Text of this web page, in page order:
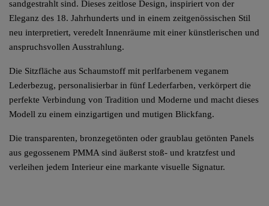
sandgestrahlt sind. Dieses zeitlose Design, inspiriert von der
Eleganz des 18. Jahrhunderts und in einem zeitgenössischen Stil
neu interpretiert, veredelt Innenräume mit einer künstlerischen und
anspruchsvollen Ausstrahlung.
Die Sitzfläche aus Schaumstoff mit perlfarbenem veganem
Lederbezug, personalisierbar in fünf Lederfarben, verkörpert die
perfekte Verbindung von Tradition und Moderne und macht dieses
Modell zu einem einzigartigen und mutigen Blickfang.
Die transparenten, bronzegetönten oder graublau getönten Panels
aus gegossenem PMMA sind äußerst stoß- und kratzfest und
verleihen jedem Interieur eine markante visuelle Signatur.